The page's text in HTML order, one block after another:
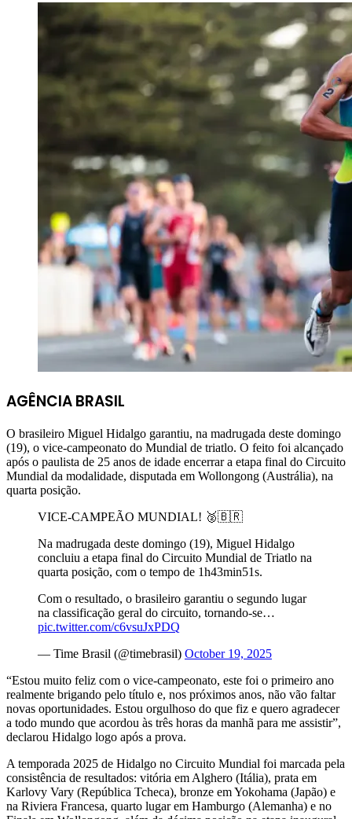
AGÊNCIA BRASIL
O brasileiro Miguel Hidalgo garantiu, na madrugada deste domingo
(19), o vice-campeonato do Mundial de triatlo. O feito foi alcançado
após o paulista de 25 anos de idade encerrar a etapa final do Circuito
Mundial da modalidade, disputada em Wollongong (Austrália), na
quarta posição.
VICE-CAMPEÃO MUNDIAL! 🥈🇧🇷
Na madrugada deste domingo (19), Miguel Hidalgo
concluiu a etapa final do Circuito Mundial de Triatlo na
quarta posição, com o tempo de 1h43min51s.
Com o resultado, o brasileiro garantiu o segundo lugar
na classificação geral do circuito, tornando-se…
pic.twitter.com/c6vsuJxPDQ
— Time Brasil (@timebrasil) October 19, 2025
“Estou muito feliz com o vice-campeonato, este foi o primeiro ano
realmente brigando pelo título e, nos próximos anos, não vão faltar
novas oportunidades. Estou orgulhoso do que fiz e quero agradecer
a todo mundo que acordou às três horas da manhã para me assistir”,
declarou Hidalgo logo após a prova.
A temporada 2025 de Hidalgo no Circuito Mundial foi marcada pela
consistência de resultados: vitória em Alghero (Itália), prata em
Karlovy Vary (República Tcheca), bronze em Yokohama (Japão) e
na Riviera Francesa, quarto lugar em Hamburgo (Alemanha) e no